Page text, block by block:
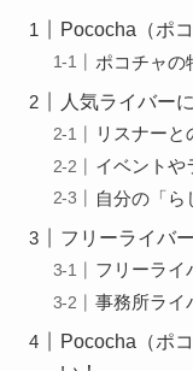
Pococha（ポ
ポコチャの
人気ライバー
リスナーと
イベントや
自分の「ら
フリーライバ
フリーライ
事務所ライ
Pococha（ポ